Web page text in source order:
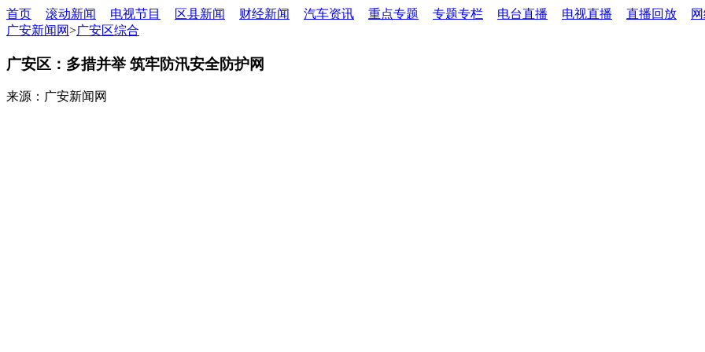
首页 滚动新闻 电视节目 区县新闻 财经新闻 汽车资讯 重点专题 专题专栏 电台直播 电视直播 直播回放
广安新闻网>广安区综合
广安区：多措并举 筑牢防汛安全防护网
来源：广安新闻网